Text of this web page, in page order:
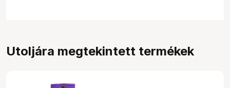
Utoljára megtekintett termékek